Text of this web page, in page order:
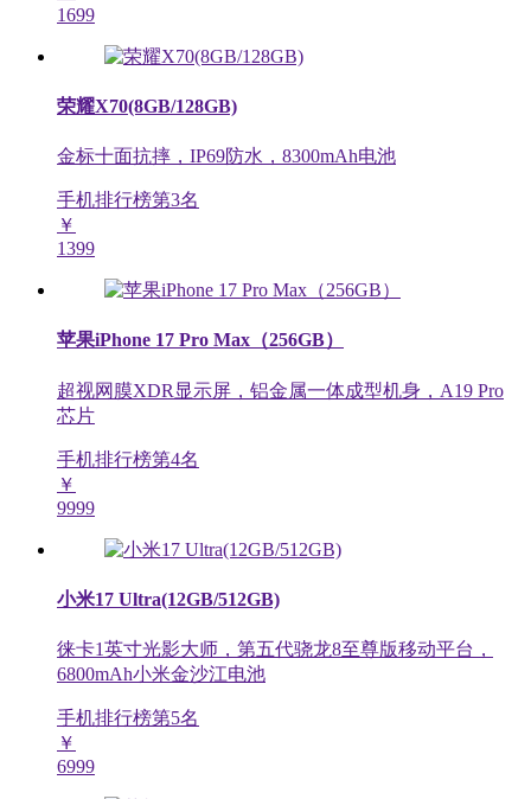
1699
荣耀X70(8GB/128GB)
金标十面抗摔，IP69防水，8300mAh电池
手机排行榜第3名
￥
1399
苹果iPhone 17 Pro Max（256GB）
超视网膜XDR显示屏，铝金属一体成型机身，A19 Pro
芯片
手机排行榜第4名
￥
9999
小米17 Ultra(12GB/512GB)
徕卡1英寸光影大师，第五代骁龙8至尊版移动平台，
6800mAh小米金沙江电池
手机排行榜第5名
￥
6999